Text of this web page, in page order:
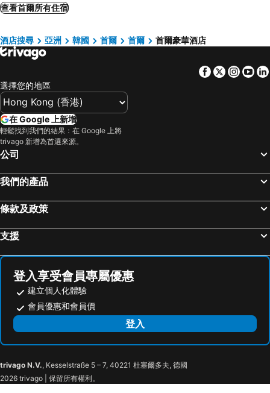
Mondrian Seoul Itaewon
Sofitel Ambassador Seoul Hotel & Serviced Residences
Andaz Seoul Gangnam, by Hyatt
Voco Seoul Gangnam By Ihg
Hotel28 Myeongdong
The Ambassador Seoul - A Pullman Hotel
Four Seasons Hotel Seoul
The Westin Seoul Parnas
Myeongdong Merlin Hotel
Hotel Peyto Samseong
First Hotel
JW Marriott Dongdaemun Square Seoul
Novotel Ambassador Seoul Gangnam
UH Suite Seoul Deoksugung
B My Guesthouse
Hotel Entra Gangnam
Maison Kan Hotel Dongdaemun
Greaten Hotel
Hotel New Hilltop
Namyangju, luxury hotels
Osan, luxury hotels
Siheung, luxury hotels
Gunpo, luxury hotels
Pocheon, luxury hotels
查看首爾所有住宿
酒店搜尋 亞洲 韓國 首爾 首爾 首爾豪華酒店
Facebook
Twitter
選擇您的地區
在 Google 上新增
輕鬆找到我們的結果：在 Google 上將
trivago 新增為首選來源。
公司
我們的產品
條款及政策
支援
登入享受會員專屬優惠
建立個人化體驗
會員優惠和會員價
登入
trivago N.V., Kesselstraße 5 – 7, 40221 杜塞爾多夫, 德國
2026 trivago | 保留所有權利。